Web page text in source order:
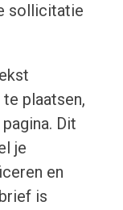
sollicitatie
plaatsen,
Dit
je
en
is